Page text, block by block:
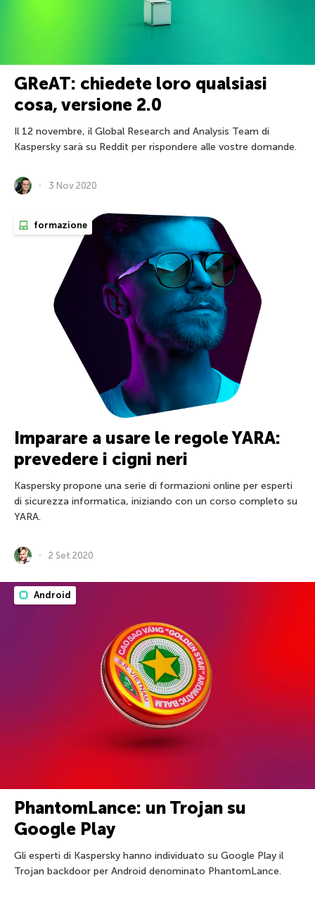
GReAT: chiedete loro qualsiasi
cosa, versione 2.0
Il 12 novembre, il Global Research and Analysis Team di
Kaspersky sarà su Reddit per rispondere alle vostre domande.
3 Nov 2020
formazione
Imparare a usare le regole YARA:
prevedere i cigni neri
Kaspersky propone una serie di formazioni online per esperti
di sicurezza informatica, iniziando con un corso completo su
YARA.
2 Set 2020
Android
PhantomLance: un Trojan su
Google Play
Gli esperti di Kaspersky hanno individuato su Google Play il
Trojan backdoor per Android denominato PhantomLance.